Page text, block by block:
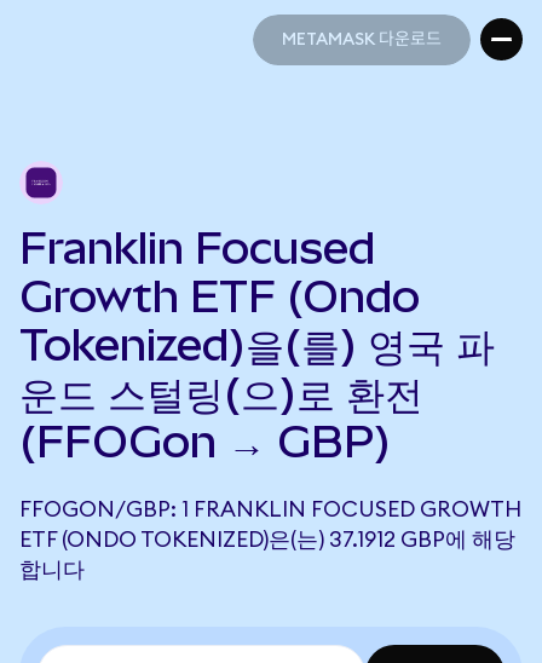
METAMASK 다운로드
Franklin Focused
Growth ETF (Ondo
Tokenized)을(를) 영국 파
운드 스털링(으)로 환전
(FFOGon → GBP)
FFOGON/GBP: 1 FRANKLIN FOCUSED GROWTH
ETF (ONDO TOKENIZED)은(는) 37.1912 GBP에 해당
합니다